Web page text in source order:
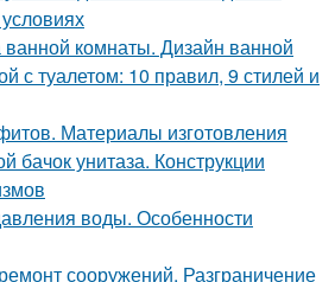
комнаты. Дизайн ванной
с туалетом: 10 правил, 9 стилей и
Материалы изготовления
бачок унитаза. Конструкции
воды. Особенности
сооружений. Разграничение